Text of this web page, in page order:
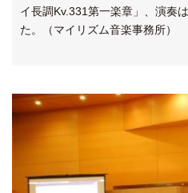
イ長調Kv.331第一楽章」、演奏
た。（マイリズム音楽事務所）